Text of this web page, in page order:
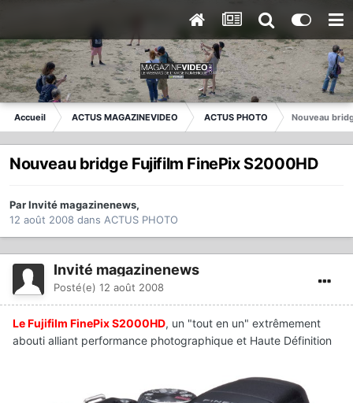
Accueil ACTUS MAGAZINEVIDEO ACTUS PHOTO Nouveau
Nouveau bridge Fujifilm FinePix S2000HD
ParInvité magazinenews,
12 août 2008 dans ACTUS PHOTO
Invité magazinenews
Posté(e) 12 août 2008
Le Fujifilm FinePix S2000HD, un "tout en un" extrêmement
abouti alliant performance photographique et Haute Définition